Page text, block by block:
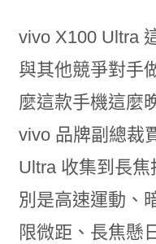
vivo X100 Ultra
與其他競爭對手
麼這款手機這麼
vivo 品牌副總裁
Ultra 收集到長
別是高速運動、
限微距、長焦懸